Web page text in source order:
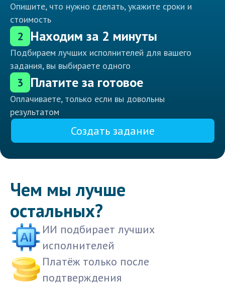
Опишите, что нужно сделать, укажите сроки и
стоимость
2 Находим за 2 минуты
Подбираем лучших исполнителей для вашего
задания, вы выбираете одного
3 Платите за готовое
Оплачиваете, только если вы довольны
результатом
Создать задание
Чем мы лучше
остальных?
ИИ подбирает лучших
исполнителей
Платёж только после
подтверждения